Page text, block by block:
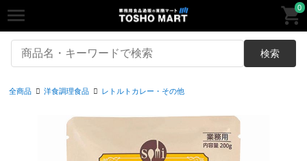
0
検索
全商品 洋食調理食品 レトルトカレー・その他